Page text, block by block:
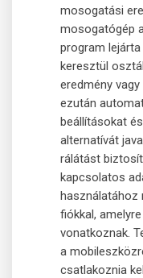
mosogatási
mosogatógép
program
keresztül
eredmény
ezután
beállításokat
alternatívát
rálátást
kapcsolatos
használatához
fiókkal,
vonatkoznak.
a
csatlakoznia